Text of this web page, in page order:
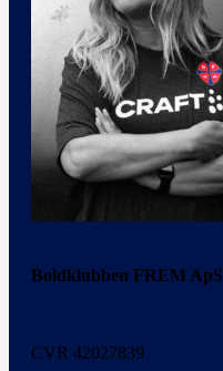
Boldklubben FREM ApS
CVR 42027839